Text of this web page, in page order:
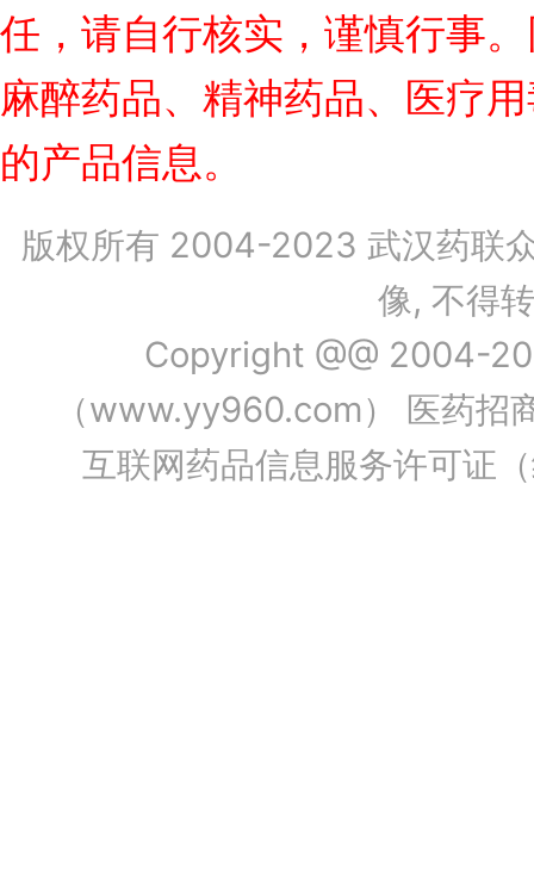
任，请自行核实，谨慎行事
麻醉药品、精神药品、医疗
的产品信息。
版权所有 2004-2023 武汉药联
像, 不得
Copyright @@ 2004-
（www.yy960.com） 医药招
互联网药品信息服务许可证